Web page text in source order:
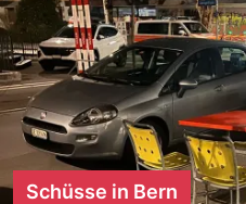
Schüsse in Bern